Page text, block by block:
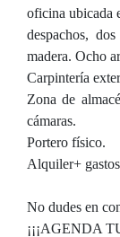
oficina ubicada
despachos,
madera. Ocho
Carpintería
Zona de
cámaras.
Portero físico.
Alquiler+
No dudes en
¡¡¡AGENDA